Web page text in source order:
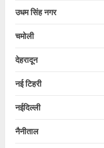
उधम सिंह नगर
चमोली
देहरादून
नई टिहरी
नईदिल्ली
नैनीताल